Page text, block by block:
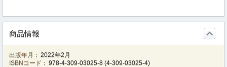
商品情報
出版年月： 2022年2月
ISBNコード： 978-4-309-03025-8 (4-309-03025-4)